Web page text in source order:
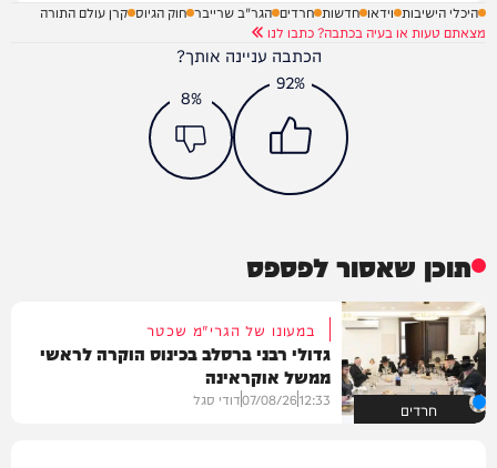
היכלי הישיבות וידאו חדשות חרדים הגר"ב שרייבר חוק הגיוס קרן עולם התורה
מצאתם טעות או בעיה בכתבה? כתבו לנו
הכתבה עניינה אותך?
92%
8%
תוכן שאסור לפספס
חרדים
במעונו של הגרי"מ שכטר
גדולי רבני ברסלב בכינוס הוקרה לראשי
ממשל אוקראינה
12:33
07/08/26דודי סגל